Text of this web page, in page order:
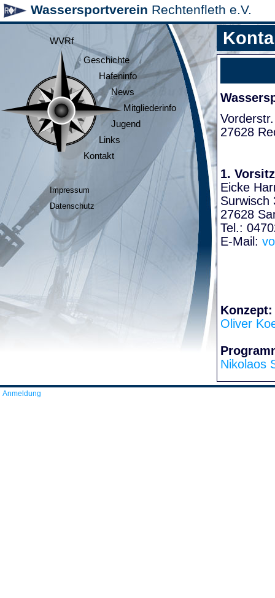
Wassersportverein Rechtenfleth e.V.
WVRf
Geschichte
Hafeninfo
News
Mitgliederinfo
Jugend
Links
Kontakt
Impressum
Datenschutz
27628
1.
Eicke
Surwisch
27628
Tel.:
E-Mail:
Konzept:
Oliver
Nikolaos
Anmeldung